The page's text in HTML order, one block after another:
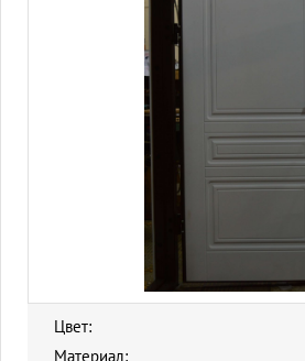
Цвет:
Материал: